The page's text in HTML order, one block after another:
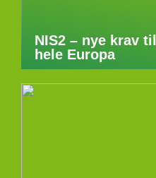
NIS2 – nye krav
hele Europa